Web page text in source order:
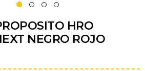
HRO
NEGRO ROJO